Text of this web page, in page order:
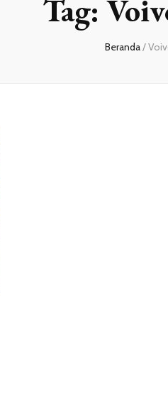
Tag:
Beranda/